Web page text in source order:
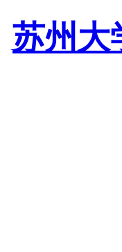
苏州大